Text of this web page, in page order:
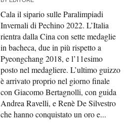
Cala il sipario sulle Paralimpiadi
Invernali di Pechino 2022. L’Italia
rientra dalla Cina con sette medaglie
in bacheca, due in più rispetto a
Pyeongchang 2018, e l’11esimo
posto nel medagliere. L’ultimo guizzo
è arrivato proprio nel giorno finale
con Giacomo Bertagnolli, con guida
Andrea Ravelli, e Renè De Silvestro
che hanno conquistato un oro e...